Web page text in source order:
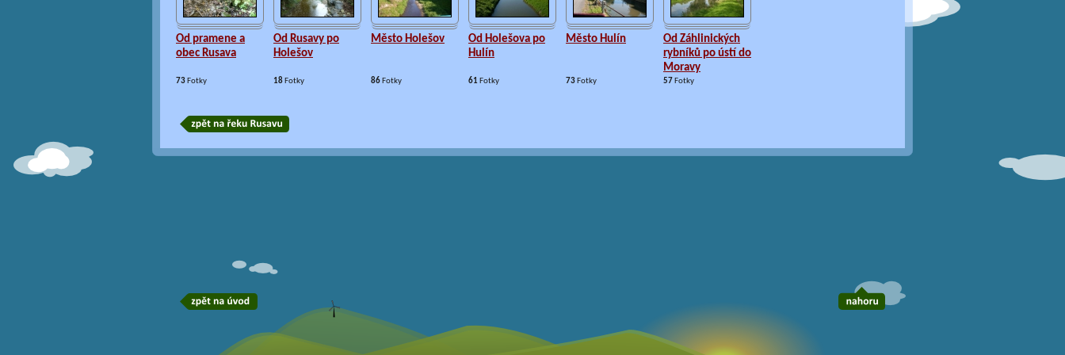
Od pramene a
obec Rusava
73Fotky
Od Rusavy po
Holešov
18Fotky
Město Holešov
86Fotky
Od Holešova po
Hulín
61Fotky
Město Hulín
73Fotky
Od Záhlinických
rybníků po ústí do
Moravy
57 Fotky